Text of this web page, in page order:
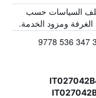
السياسات حسب
الغرفة ومزود الخدمة.